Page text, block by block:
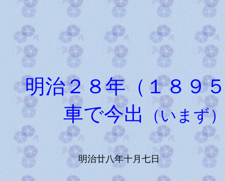
明治２８年（１８９
車で今出
（いまず
明治廿八年十月七日